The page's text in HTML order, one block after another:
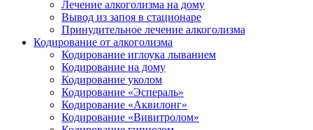
Лечение алкоголизма на дому
Вывод из запоя в стационаре
Принудительное лечение алкоголизма
Кодирование от алкоголизма
Кодирование иглоука лыванием
Кодирование на дому
Кодирование уколом
Кодирование «Эспераль»
Кодирование «Аквилонг»
Кодирование «Вивитролом»